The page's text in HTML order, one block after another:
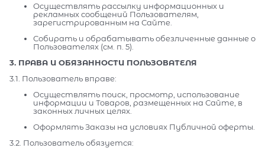
Осуществлять рассылку информационных и
рекламных сообщений Пользователям,
зарегистрированным на Сайте.
Собирать и обрабатывать обезличенные данные о
Пользователях (см. п. 5).
3. ПРАВА И ОБЯЗАННОСТИ ПОЛЬЗОВАТЕЛЯ
3.1. Пользователь вправе:
Осуществлять поиск, просмотр, использование
информации и Товаров, размещенных на Сайте, в
законных личных целях.
Оформлять Заказы на условиях Публичной оферты.
3.2. Пользователь обязуется: